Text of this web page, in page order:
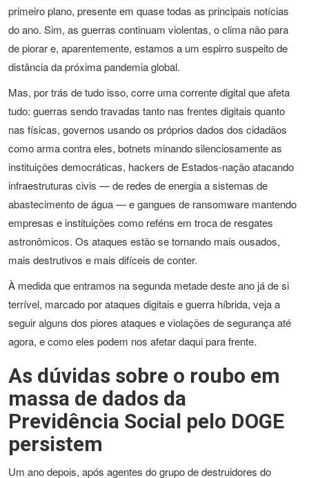
primeiro plano, presente em quase todas as principais notícias
do ano. Sim, as guerras continuam violentas, o clima não para
de piorar e, aparentemente, estamos a um espirro suspeito de
distância da próxima pandemia global.
Mas, por trás de tudo isso, corre uma corrente digital que afeta
tudo: guerras sendo travadas tanto nas frentes digitais quanto
nas físicas, governos usando os próprios dados dos cidadãos
como arma contra eles, botnets minando silenciosamente as
instituições democráticas, hackers de Estados-nação atacando
infraestruturas civis — de redes de energia a sistemas de
abastecimento de água — e gangues de ransomware mantendo
empresas e instituições como reféns em troca de resgates
astronômicos. Os ataques estão se tornando mais ousados,
mais destrutivos e mais difíceis de conter.
À medida que entramos na segunda metade deste ano já de si
terrível, marcado por ataques digitais e guerra híbrida, veja a
seguir alguns dos piores ataques e violações de segurança até
agora, e como eles podem nos afetar daqui para frente.
As dúvidas sobre o roubo em
massa de dados da
Previdência Social pelo DOGE
persistem
Um ano depois, após agentes do grupo de destruidores do